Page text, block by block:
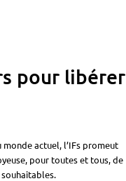
pour libérer
actuel, l’IFs promeut
pour toutes et tous, de